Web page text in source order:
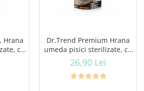
Hrana
cu
Dr.Trend Premium Hrana
umeda pisici sterilizate, cu
pui, 12x85g
26,90 Lei